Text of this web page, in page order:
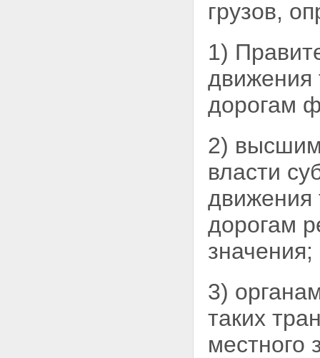
грузов,
1)
движения
дорогам
2) высшим
власти
движения
дорогам
значения;
3)
таких
местного